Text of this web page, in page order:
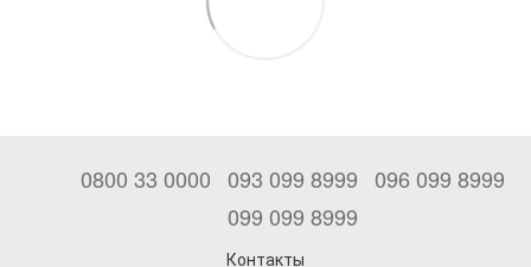
0800 33 0000 093 099 8999 096 099 8999
099 099 8999
Контакты